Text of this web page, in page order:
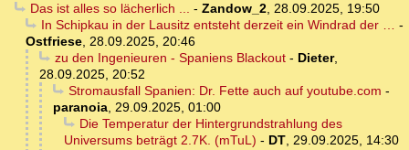
Das ist alles so lächerlich ... - Zandow_2, 28.09.2025, 19:50
In Schipkau in der Lausitz entsteht derzeit ein Windrad der … -
Ostfriese, 28.09.2025, 20:46
zu den Ingenieuren - Spaniens Blackout- Dieter,
28.09.2025, 20:52
Stromausfall Spanien: Dr. Fette auch auf youtube.com -
paranoia, 29.09.2025, 01:00
Die Temperatur der Hintergrundstrahlung des
Universums beträgt 2.7K. (mTuL) - DT, 29.09.2025, 14:30